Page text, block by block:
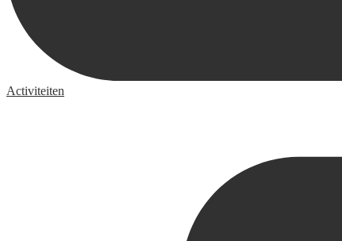
Activiteiten